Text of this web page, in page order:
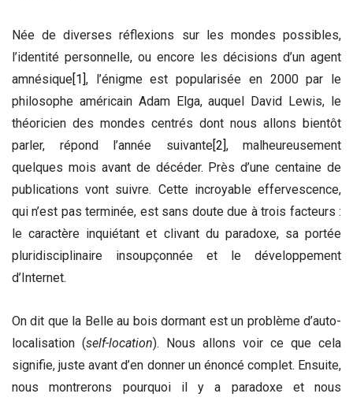
Née de diverses réflexions sur les mondes possibles,
l’identité personnelle, ou encore les décisions d’un agent
amnésique[1], l’énigme est popularisée en 2000 par le
philosophe américain Adam Elga, auquel David Lewis, le
théoricien des mondes centrés dont nous allons bientôt
parler, répond l’année suivante[2], malheureusement
quelques mois avant de décéder. Près d’une centaine de
publications vont suivre. Cette incroyable effervescence,
qui n’est pas terminée, est sans doute due à trois facteurs :
le caractère inquiétant et clivant du paradoxe, sa portée
pluridisciplinaire insoupçonnée et le développement
d’Internet.
On dit que la Belle au bois dormant est un problème d’auto-
localisation (self-location). Nous allons voir ce que cela
signifie, juste avant d’en donner un énoncé complet. Ensuite,
nous montrerons pourquoi il y a paradoxe et nous